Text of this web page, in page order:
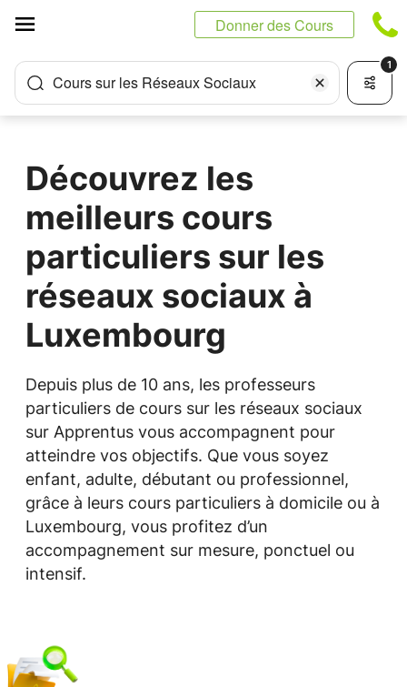
Donner des Cours
Cours sur les Réseaux Sociaux
1
Découvrez les
meilleurs cours
particuliers sur les
réseaux sociaux à
Luxembourg
Depuis plus de 10 ans, les professeurs
particuliers de cours sur les réseaux sociaux
sur Apprentus vous accompagnent pour
atteindre vos objectifs. Que vous soyez
enfant, adulte, débutant ou professionnel,
grâce à leurs cours particuliers à domicile ou à
Luxembourg, vous profitez d’un
accompagnement sur mesure, ponctuel ou
intensif.